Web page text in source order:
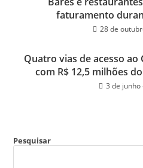
faturamento
28 de
Quatro vias de acesso ao
com R$ 12,5 milhões
3 de junho
Pesquisar